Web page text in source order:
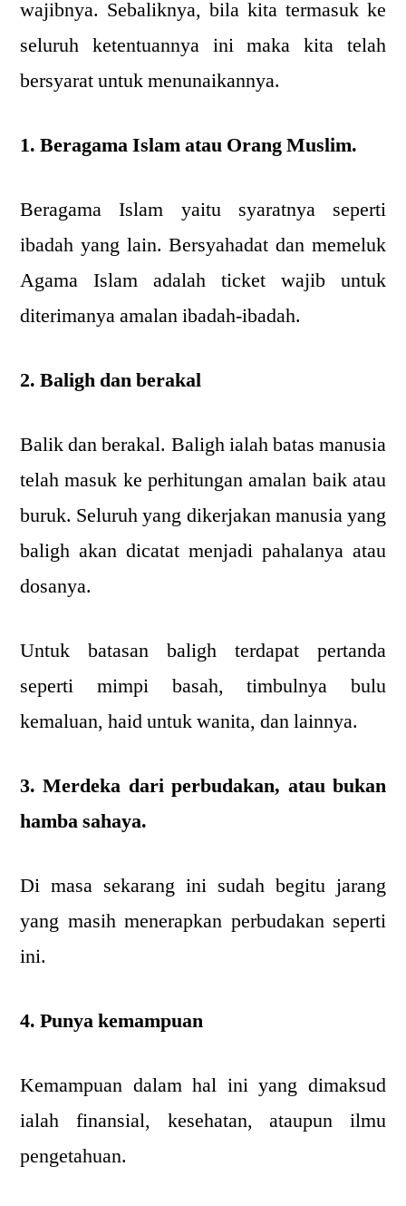
wajibnya. Sebaliknya, bila kita termasuk ke
seluruh ketentuannya ini maka kita telah
bersyarat untuk menunaikannya.
1. Beragama Islam atau Orang Muslim.
Beragama Islam yaitu syaratnya seperti
ibadah yang lain. Bersyahadat dan memeluk
Agama Islam adalah ticket wajib untuk
diterimanya amalan ibadah-ibadah.
2. Baligh dan berakal
Balik dan berakal. Baligh ialah batas manusia
telah masuk ke perhitungan amalan baik atau
buruk. Seluruh yang dikerjakan manusia yang
baligh akan dicatat menjadi pahalanya atau
dosanya.
Untuk batasan baligh terdapat pertanda
seperti mimpi basah, timbulnya bulu
kemaluan, haid untuk wanita, dan lainnya.
3. Merdeka dari perbudakan, atau bukan
hamba sahaya.
Di masa sekarang ini sudah begitu jarang
yang masih menerapkan perbudakan seperti
ini.
4. Punya kemampuan
Kemampuan dalam hal ini yang dimaksud
ialah finansial, kesehatan, ataupun ilmu
pengetahuan.